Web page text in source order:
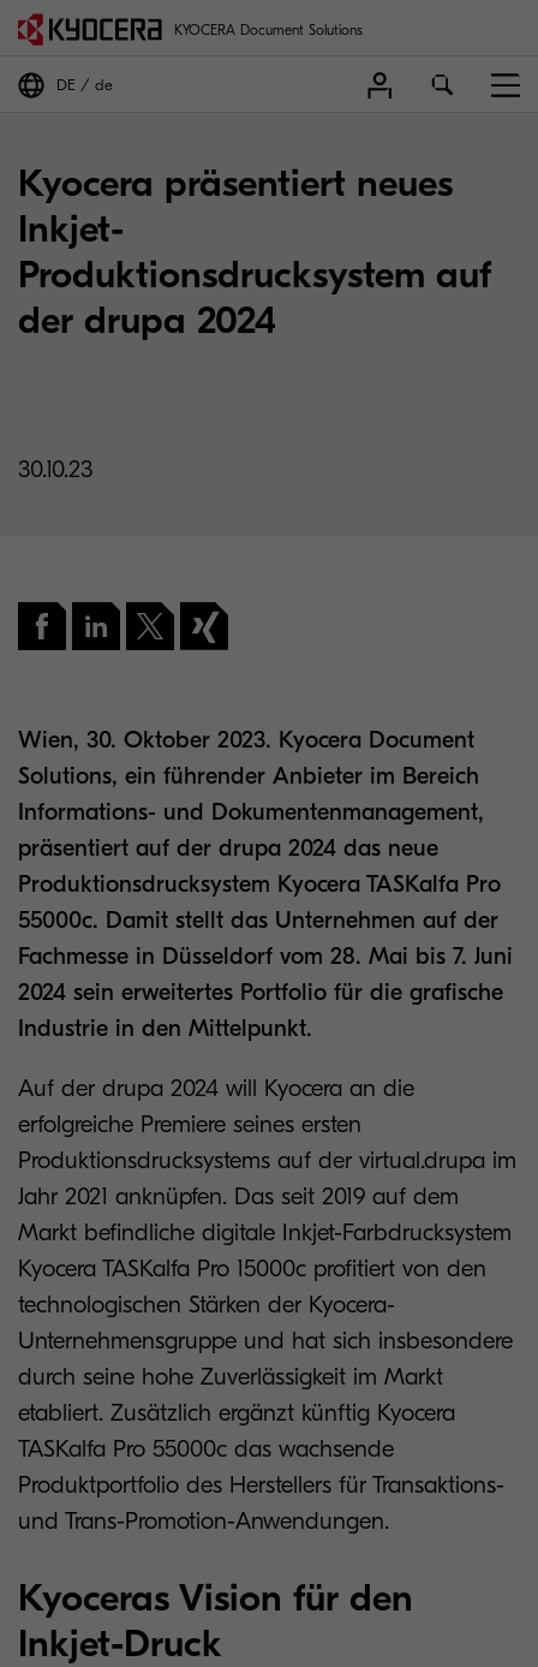
KYOCERA Document Solutions
DE de
Kyocera präsentiert neues
Inkjet-
Produktionsdrucksystem auf
der drupa 2024
30.10.23
Wien, 30. Oktober 2023. Kyocera Document
Solutions, ein führender Anbieter im Bereich
Informations- und Dokumentenmanagement,
präsentiert auf der drupa 2024 das neue
Produktionsdrucksystem Kyocera TASKalfa Pro
55000c. Damit stellt das Unternehmen auf der
Fachmesse in Düsseldorf vom 28. Mai bis 7. Juni
2024 sein erweitertes Portfolio für die grafische
Industrie in den Mittelpunkt.
Auf der drupa 2024 will Kyocera an die
erfolgreiche Premiere seines ersten
Produktionsdrucksystems auf der virtual.drupa im
Jahr 2021 anknüpfen. Das seit 2019 auf dem
Markt befindliche digitale Inkjet-Farbdrucksystem
Kyocera TASKalfa Pro 15000c profitiert von den
technologischen Stärken der Kyocera-
Unternehmensgruppe und hat sich insbesondere
durch seine hohe Zuverlässigkeit im Markt
etabliert. Zusätzlich ergänzt künftig Kyocera
TASKalfa Pro 55000c das wachsende
Produktportfolio des Herstellers für Transaktions-
und Trans-Promotion-Anwendungen.
Kyoceras Vision für den
Inkjet-Druck